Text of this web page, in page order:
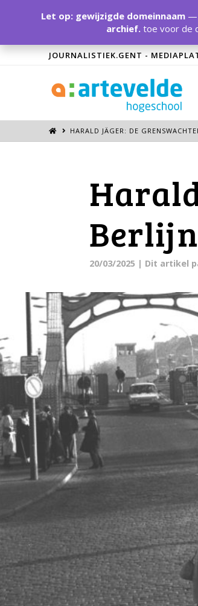
JOURNALISTIEK.GENT -
HARALD JÄGER: DE
20/03/2025 | Dit artikel
Let op: gewijzigde domeinnaam—
archief.toe voor de